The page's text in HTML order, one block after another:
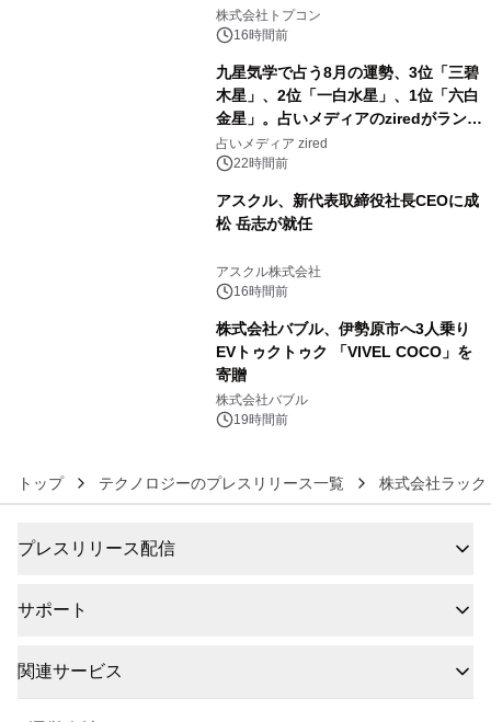
株式会社トプコン
16時間前
九星気学で占う8月の運勢、3位「三碧
木星」、2位「一白水星」、1位「六白
金星」。占いメディアのziredがランキ
ングを発表
占いメディア zired
22時間前
アスクル、新代表取締役社長CEOに成
松 岳志が就任
アスクル株式会社
16時間前
株式会社バブル、伊勢原市へ3人乗り
EVトゥクトゥク 「VIVEL COCO」を
寄贈
株式会社バブル
19時間前
トップ テクノロジーのプレスリリース一覧 株式会社ラック
プレスリリース配信
サポート
関連サービス